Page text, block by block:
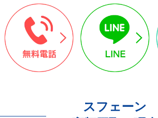
スフェーン